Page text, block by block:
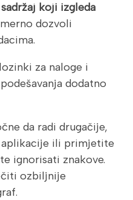
koji izgleda
dozvoli
za naloge i
dodatno
da radi drugačije,
aplikacije ili primjetite
ignorisati znakove.
ozbiljnije